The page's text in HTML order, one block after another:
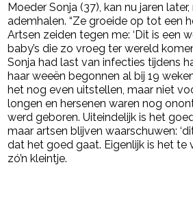
Moeder Sonja (37), kan nu jaren
ademhalen. “Ze groeide op tot een
Artsen zeiden tegen me: ‘Dit is een
baby’s die zo vroeg ter wereld
Sonja had last van infecties tijdens
haar weeën begonnen al bij 19
het nog even uitstellen, maar niet
longen en hersenen waren nog
werd geboren. Uiteindelijk is het
maar artsen blijven waarschuwen:
dat het goed gaat. Eigenlijk is het te
zó’n kleintje.